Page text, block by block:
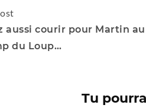
aussi courir pour Martin au
du Loup…
Tu